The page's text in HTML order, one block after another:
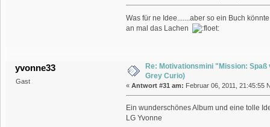
Was für ne Idee.......aber so ein Buch
an mal das Lachen
yvonne33
Gast
Re: Motivationsmini "Mission:
Grey Curio)
« Antwort #31 am: Februar 06, 2011, 21:45:55
Ein wunderschönes Album und eine tolle
LG Yvonne